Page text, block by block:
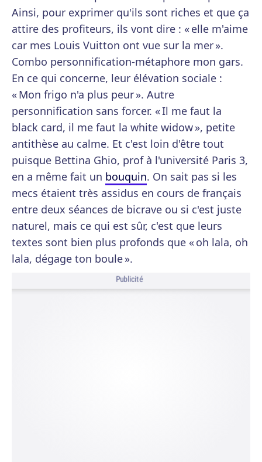
Ainsi, pour exprimer qu'ils sont riches et que ça
attire des profiteurs, ils vont dire : « elle m'aime
car mes Louis Vuitton ont vue sur la mer ».
Combo personnification-métaphore mon gars.
En ce qui concerne, leur élévation sociale :
« Mon frigo n'a plus peur ». Autre
personnification sans forcer. « Il me faut la
black card, il me faut la white widow », petite
antithèse au calme. Et c'est loin d'être tout
puisque Bettina Ghio, prof à l'université Paris 3,
en a même fait un bouquin. On sait pas si les
mecs étaient très assidus en cours de français
entre deux séances de bicrave ou si c'est juste
naturel, mais ce qui est sûr, c'est que leurs
textes sont bien plus profonds que « oh lala, oh
lala, dégage ton boule ».
Publicité